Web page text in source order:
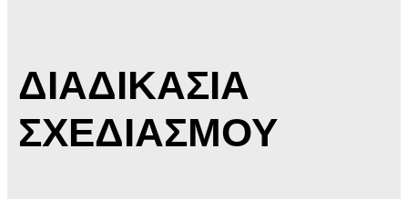
ΔΙΑΔΙΚΑΣΙΑ
ΣΧΕΔΙΑΣΜΟΥ